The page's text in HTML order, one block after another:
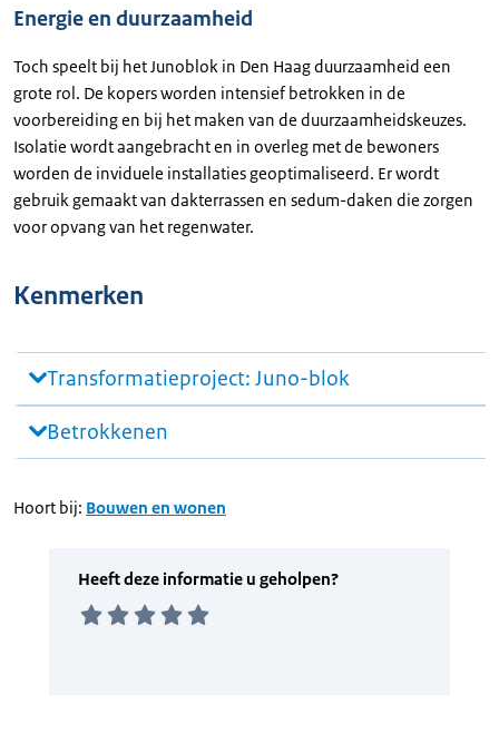
Energie en duurzaamheid
Toch speelt bij het Junoblok in Den Haag duurzaamheid een
grote rol. De kopers worden intensief betrokken in de
voorbereiding en bij het maken van de duurzaamheidskeuzes.
Isolatie wordt aangebracht en in overleg met de bewoners
worden de inviduele installaties geoptimaliseerd. Er wordt
gebruik gemaakt van dakterrassen en sedum-daken die zorgen
voor opvang van het regenwater.
Kenmerken
Transformatieproject: Juno-blok
Betrokkenen
Hoort bij: Bouwen en wonen